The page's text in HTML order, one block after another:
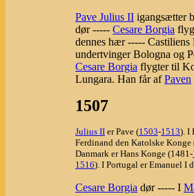
Pave Julius II igangsætter
dør ----- Cesare Borgia
dennes hær -----
undertvinger Bologna og
Cesare Borgia flygter til
Lungara. Han får afPaven
1507
Julius II er Pave (1503-1513). I
Ferdinand den Katolske Konge
Danmark er Hans Konge (1481-
1516). I Portugal er Emanuel I
Cesare Borgia dør ----- I